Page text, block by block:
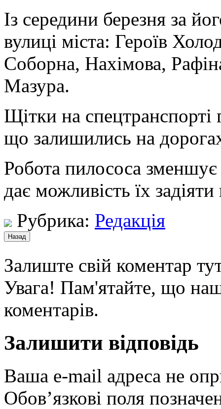
Із середини березня за
вулиці міста: Героїв
Соборна, Нахімова,
Мазура.
Щітки на
що залишились на
Робота пилососа
дає можливість їх
Рубрика: Редакція
Залиште свій коментар
Увага! Пам'ятайте, що
коментарів.
Залишити відповідь
Ваша e-mail адреса не
Обов’язкові поля